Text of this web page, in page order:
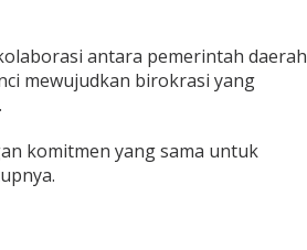
antara pemerintah daerah
mewujudkan birokrasi yang
komitmen yang sama untuk